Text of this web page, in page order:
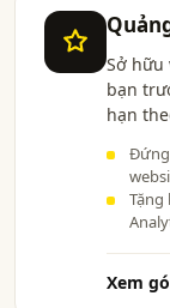
Sở
bạn
hạn
Đứng
Tặng
Xem